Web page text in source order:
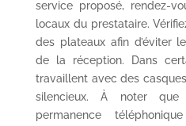
service proposé, rendez-
locaux du prestataire.
des plateaux afin d’éviter
de la réception. Dans
travaillent avec des
silencieux. À noter que
permanence